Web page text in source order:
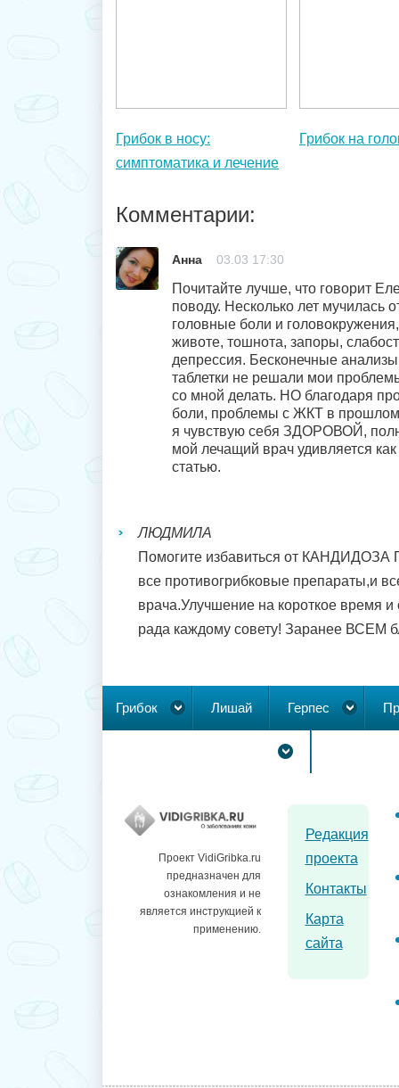
Грибок в носу:
симптоматика и лечение
Грибок на
Комментарии:
Анна 03.03 17:30
Почитайте лучше, что говорит
поводу. Несколько лет мучилась
головные боли и
животе, тошнота, запоры,
депрессия. Бесконечные
таблетки не решали мои
со мной делать. НО благодаря
боли, проблемы с ЖКТ в
я чувствую себя ЗДОРОВОЙ,
мой лечащий врач удивляется
статью.
ЛЮДМИЛА
Помогите избавиться от
все противогрибковые препараты,и
врача.Улучшение на короткое время и
рада каждому совету! Заранее ВСЕМ
Грибок Лишай Герпес
Проект VidiGribka.ru
предназначен для
ознакомления и не
является инструкцией к
применению.
Редакция
проекта
Контакты
Карта
сайта